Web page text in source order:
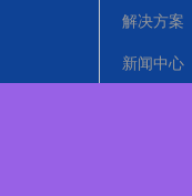
解决方案
新闻中心